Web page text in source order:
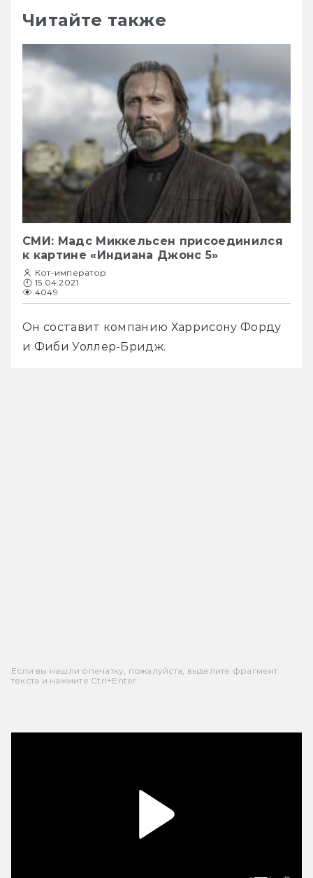
Читайте также
СМИ: Мадс Миккельсен присоединился
к картине «Индиана Джонс 5»
Кот-император
15.04.2021
4049
Он составит компанию Харрисону Форду
и Фиби Уоллер-Бридж.
Если вы нашли опечатку, пожалуйста, выделите фрагмент
текста и нажмите Ctrl+Enter.